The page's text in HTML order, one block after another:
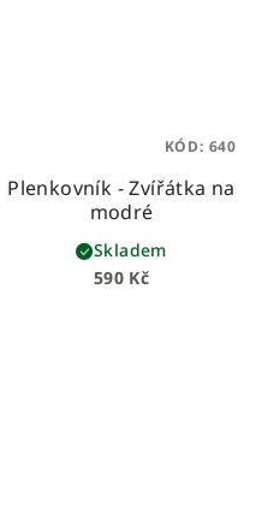
Plenkovník - Zvířátka na
modré
590 Kč
Skladem
KÓD: 640